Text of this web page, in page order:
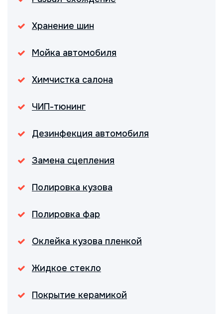
Хранение шин
Мойка автомобиля
Химчистка салона
ЧИП-тюнинг
Дезинфекция автомобиля
Замена сцепления
Полировка кузова
Полировка фар
Оклейка кузова пленкой
Жидкое стекло
Покрытие керамикой